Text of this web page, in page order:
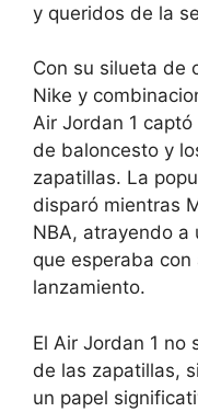
y queridos de la
Con su silueta de
Nike y
Air Jordan 1
de baloncesto y
zapatillas. La
disparó mientras
NBA, atrayendo
que esperaba
lanzamiento.
El Air Jordan 1 no
de las zapatillas,
un papel